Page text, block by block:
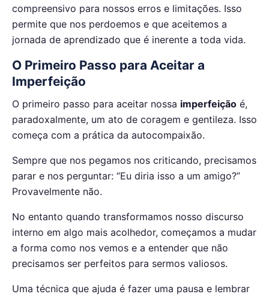
compreensivo para nossos erros e limitações. Isso
permite que nos perdoemos e que aceitemos a
jornada de aprendizado que é inerente a toda vida.
O Primeiro Passo para Aceitar a
Imperfeição
O primeiro passo para aceitar nossa imperfeição é,
paradoxalmente, um ato de coragem e gentileza. Isso
começa com a prática da autocompaixão.
Sempre que nos pegamos nos criticando, precisamos
parar e nos perguntar: “Eu diria isso a um amigo?”
Provavelmente não.
No entanto quando transformamos nosso discurso
interno em algo mais acolhedor, começamos a mudar
a forma como nos vemos e a entender que não
precisamos ser perfeitos para sermos valiosos.
Uma técnica que ajuda é fazer uma pausa e lembrar